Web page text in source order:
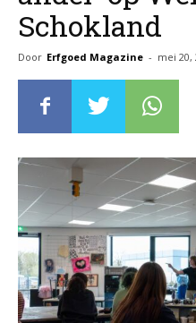
Schokland
Door Erfgoed Magazine - mei 20,